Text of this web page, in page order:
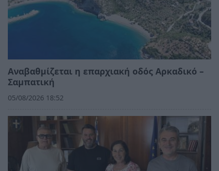
Αναβαθμίζεται η επαρχιακή οδός Αρκαδικό –
Σαμπατική
05/08/2026 18:52